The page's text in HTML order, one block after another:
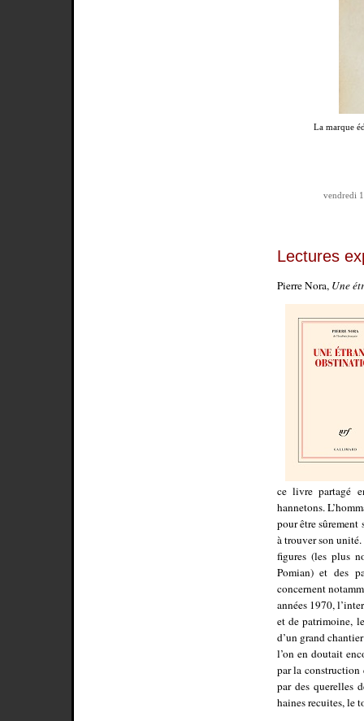
La marque
vendredi
Lectures
Pierre Nora, Une
ce livre partagé
hannetons.
pour être sûrement
à trouver son
figures (les plus
Pomian) et des
concernent
années 1970,
et de patrimoine,
d’un grand
l’on en doutait
par la construction
par des querelles
haines recuites, le